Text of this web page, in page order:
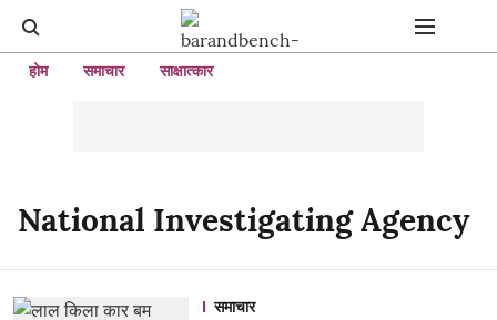
होम समाचार साक्षात्कार
National Investigating Agency
समाचार